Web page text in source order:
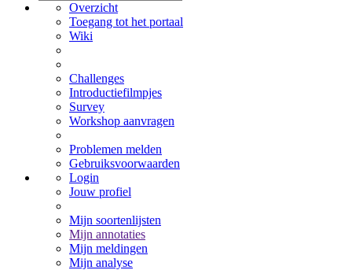
Overzicht
Toegang tot het portaal
Wiki
Challenges
Introductiefilmpjes
Survey
Workshop aanvragen
Problemen melden
Gebruiksvoorwaarden
Login
Jouw profiel
Mijn soortenlijsten
Mijn annotaties
Mijn meldingen
Mijn analyse